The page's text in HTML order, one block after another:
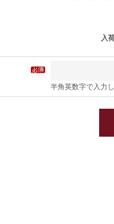
入
半角英数字で入力